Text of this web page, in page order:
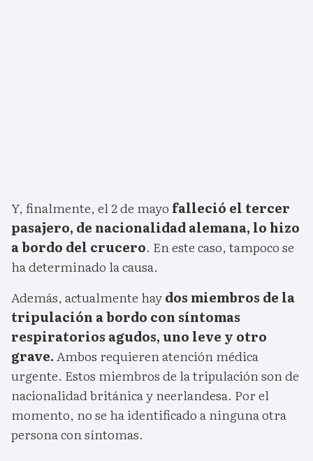
Y, finalmente, el 2 de mayo falleció el tercer
pasajero, de nacionalidad alemana, lo hizo
a bordo del crucero. En este caso, tampoco se
ha determinado la causa.
Además, actualmente haydos miembros de la
tripulación a bordo con síntomas
respiratorios agudos, uno leve y otro
grave.Ambos requieren atención médica
urgente. Estos miembros de la tripulación son de
nacionalidad británica y neerlandesa. Por el
momento, no se ha identificado a ninguna otra
persona con síntomas.